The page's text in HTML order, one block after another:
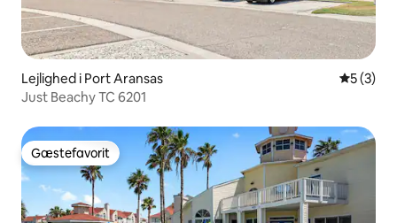
Lejlighed i Port Aransas 5 ud af 5
5 (3)
Just Beachy TC 6201
Gæstefavorit
Gæstefavorit